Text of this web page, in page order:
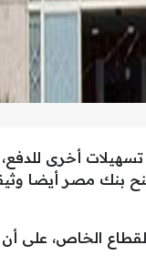
جنية، كما يعطى تسهيلات
للمستفيد من المعاش، ويمنح
الخاص، على